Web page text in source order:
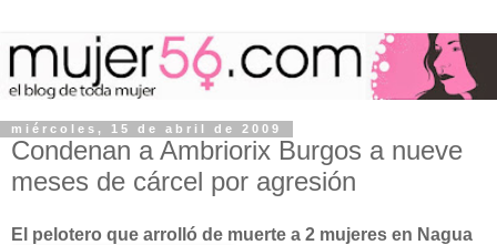
miércoles, 15 de abril de 2009
Condenan a Ambriorix Burgos a nueve
meses de cárcel por agresión
El pelotero que arrolló de muerte a 2 mujeres en Nagua